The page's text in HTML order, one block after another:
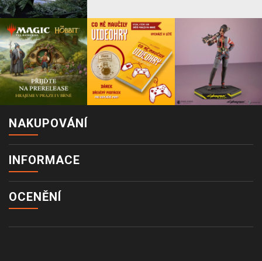
NAKUPOVÁNÍ
INFORMACE
OCENĚNÍ